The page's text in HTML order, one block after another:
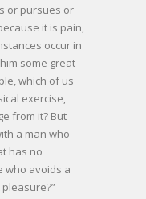
or pursues or
it is pain,
occur in
some great
which of us
exercise,
from it? But
a man who
has no
who avoids a